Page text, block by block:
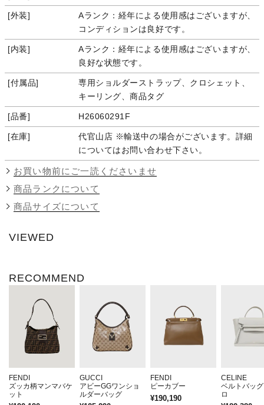
外装
Aランク：経年による使用感はございますが、
コンディションは良好です。
内装
Aランク：経年による使用感はございますが、
良好な状態です。
付属品
専用ショルダーストラップ、クロシェット、
キーリング、商品タグ
品番 H26060291F
在庫
代官山店 ※輸送中の場合がございます。詳細
についてはお問い合わせ下さい。
お買い物前にご一読くださいませ
商品ランクについて
商品サイズについて
VIEWED
RECOMMEND
FENDI
ズッカ柄マンマバケ
ット
GUCCI
アビーGGワンショ
ルダーバッグ
FENDI
ピーカブー
¥190,190
CELINE
ベルトバッ
ロ